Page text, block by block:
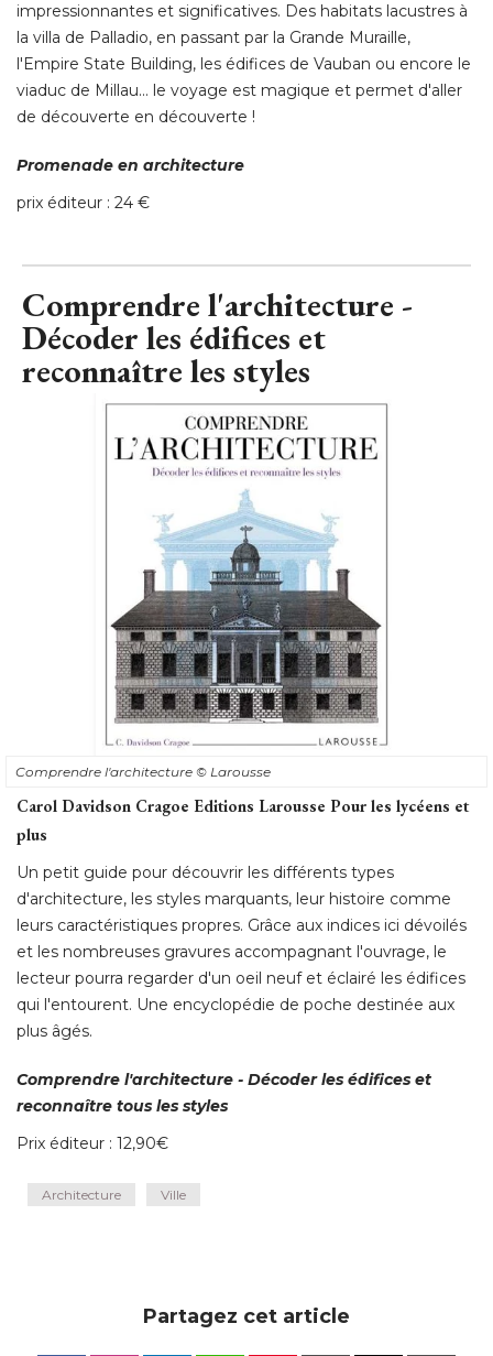
impressionnantes et significatives. Des habitats lacustres à
la villa de Palladio, en passant par la Grande Muraille,
l'Empire State Building, les édifices de Vauban ou encore le
viaduc de Millau... le voyage est magique et permet d'aller
de découverte en découverte !
Promenade en architecture
prix éditeur : 24 €
Comprendre l'architecture -
Décoder les édifices et
reconnaître les styles
Comprendre l'architecture © Larousse
Carol Davidson Cragoe Editions Larousse Pour les lycéens et
plus
Un petit guide pour découvrir les différents types
d'architecture, les styles marquants, leur histoire comme
leurs caractéristiques propres. Grâce aux indices ici dévoilés
et les nombreuses gravures accompagnant l'ouvrage, le
lecteur pourra regarder d'un oeil neuf et éclairé les édifices
qui l'entourent. Une encyclopédie de poche destinée aux
plus âgés.
Comprendre l'architecture - Décoder les édifices et
reconnaître tous les styles
Prix éditeur : 12,90€
Architecture Ville
Partagez cet article